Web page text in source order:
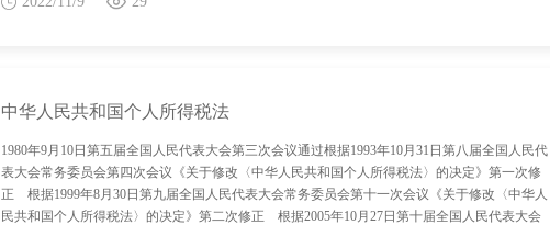
中华人民共和国个人所得税法
1980年9月10日第五届全国人民代表大会第三次会议通过根据1993年10月31日第八届全国人民代
表大会常务委员会第四次会议《关于修改〈中华人民共和国个人所得税法〉的决定》第一次修
正 根据1999年8月30日第九届全国人民代表大会常务委员会第十一次会议《关于修改〈中华人
民共和国个人所得税法〉的决定》第二次修正 根据2005年10月27日第十届全国人民代表大会